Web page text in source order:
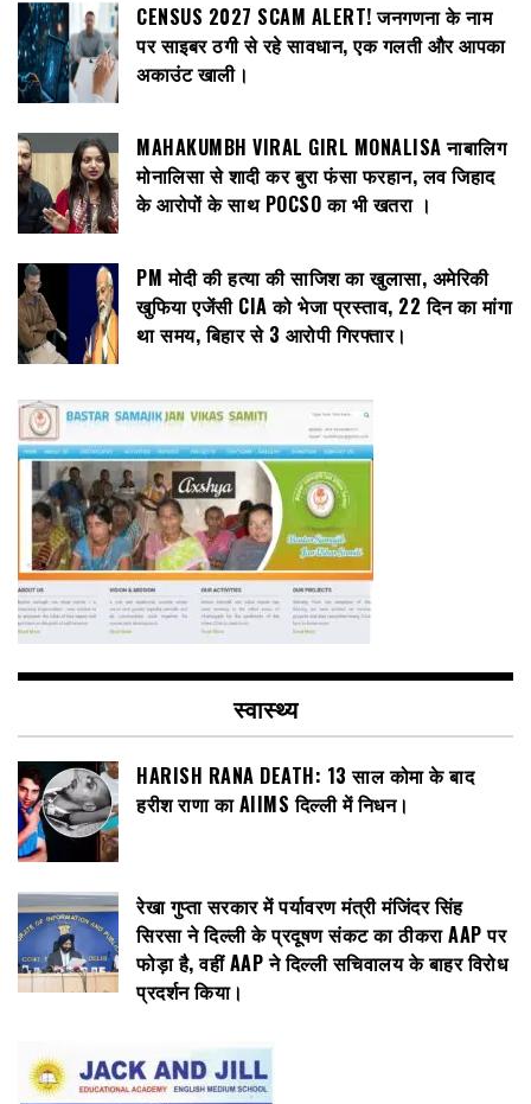
CENSUS 2027 SCAM ALERT! जनगणना के नाम
पर साइबर ठगी से रहे सावधान, एक गलती और आपका
अकाउंट खाली।
MAHAKUMBH VIRAL GIRL MONALISA नाबालिग
मोनालिसा से शादी कर बुरा फंसा फरहान, लव जिहाद
के आरोपों के साथ POCSO का भी खतरा ।
PM मोदी की हत्या की साजिश का खुलासा, अमेरिकी
खुफिया एजेंसी CIA को भेजा प्रस्ताव, 22 दिन का मांगा
था समय, बिहार से 3 आरोपी गिरफ्तार।
स्वास्थ्य
HARISH RANA DEATH: 13 साल कोमा के बाद
हरीश राणा का AIIMS दिल्ली में निधन।
रेखा गुप्ता सरकार में पर्यावरण मंत्री मंजिंदर सिंह
सिरसा ने दिल्ली के प्रदूषण संकट का ठीकरा AAP पर
फोड़ा है, वहीं AAP ने दिल्ली सचिवालय के बाहर विरोध
प्रदर्शन किया।